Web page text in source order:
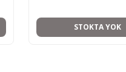
STOKTA YOK